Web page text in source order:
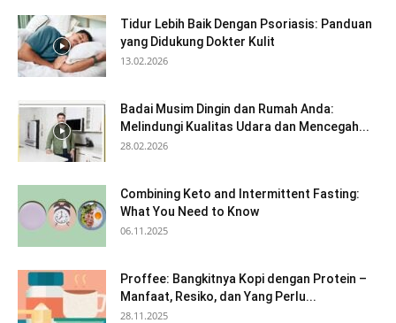
Tidur Lebih Baik Dengan Psoriasis: Panduan
yang Didukung Dokter Kulit
13.02.2026
Badai Musim Dingin dan Rumah Anda:
Melindungi Kualitas Udara dan Mencegah...
28.02.2026
Combining Keto and Intermittent Fasting:
What You Need to Know
06.11.2025
Proffee: Bangkitnya Kopi dengan Protein –
Manfaat, Resiko, dan Yang Perlu...
28.11.2025